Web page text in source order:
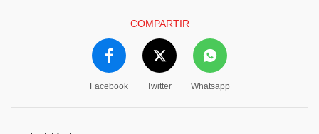
COMPARTIR
Facebook Twitter Whatsapp